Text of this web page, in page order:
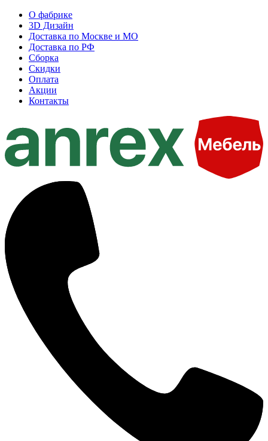
О фабрике
3D Дизайн
Доставка по Москве и МО
Доставка по РФ
Сборка
Скидки
Оплата
Акции
Контакты